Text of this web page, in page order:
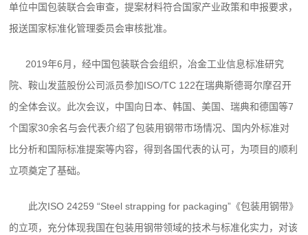
单位中国包装联合会审查，提案材料符合国家产业政策和申报要求，
报送国家标准化管理委员会审核批准。
2019年6月，经中国包装联合会组织，冶金工业信息标准研究
院、鞍山发蓝股份公司派员参加ISO/TC 122在瑞典斯德哥尔摩召开
的全体会议。此次会议，中国向日本、韩国、美国、瑞典和德国等7
个国家30余名与会代表介绍了包装用钢带市场情况、国内外标准对
比分析和国际标准提案等内容，得到各国代表的认可，为项目的顺利
立项奠定了基础。
此次ISO 24259 “Steel strapping for packaging”《包装用钢带》
的立项，充分体现我国在包装用钢带领域的技术与标准化实力，对该